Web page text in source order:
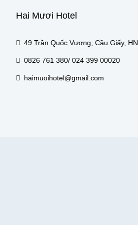
Hai Mươi Hotel
49 Trần Quốc Vượng, Cầu Giấy, HN
0826 761 380/ 024 399 00020
haimuoihotel@gmail.com